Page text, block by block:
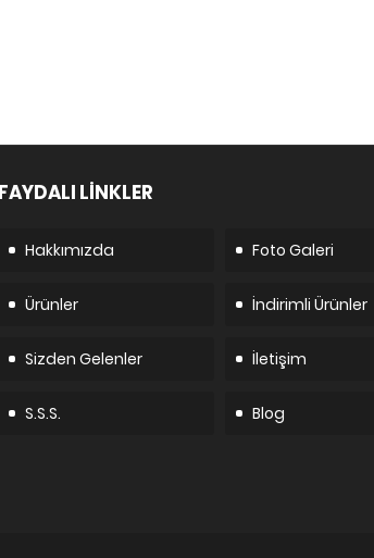
FAYDALI LİNKLER
Hakkımızda Foto Galeri
Ürünler İndirimli Ürünler
Sizden Gelenler İletişim
S.S.S. Blog